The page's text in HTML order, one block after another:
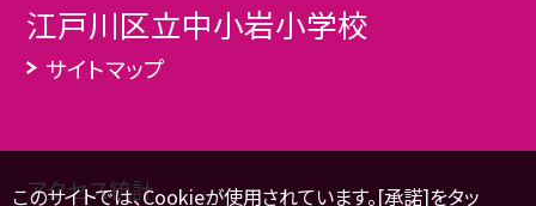
江戸川区立中小岩小学校
サイトマップ
アクセス統計
このサイトでは、Cookieが使用されています。[承諾]をタッ